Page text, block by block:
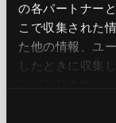
の各パートナー
こで収集された
た他の情報、ユ
したときに収集
collector is
Amazon
available. To